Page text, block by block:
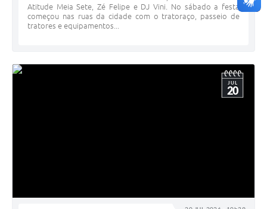
Atitude Meia Sete, Zé Felipe e DJ Vini. No sábado a festa
começou nas ruas da cidade com o tratoraço, passeio de
tratores e equipamentos...
JUL
20